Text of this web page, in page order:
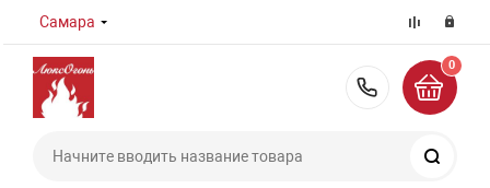
Самара
8 (800)
0